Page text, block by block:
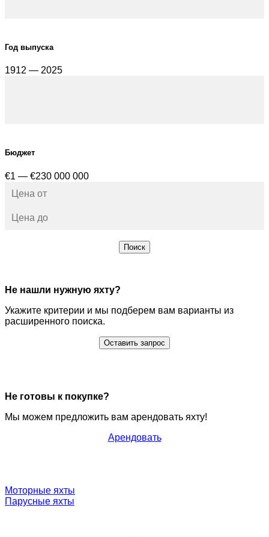
Год выпуска
1912 — 2025
Бюджет
€1 — €230 000 000
Поиск
Не нашли нужную яхту?
Укажите критерии и мы подберем вам варианты из
расширенного поиска.
Оставить запрос
Не готовы к покупке?
Мы можем предложить вам арендовать яхту!
Арендовать
Моторные яхты
Парусные яхты